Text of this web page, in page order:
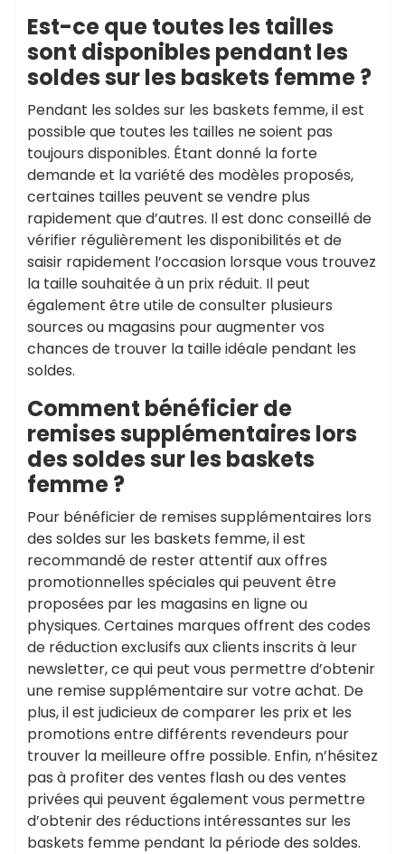
Est-ce que toutes les tailles
sont disponibles pendant les
soldes sur les baskets femme ?
Pendant les soldes sur les baskets femme, il est
possible que toutes les tailles ne soient pas
toujours disponibles. Étant donné la forte
demande et la variété des modèles proposés,
certaines tailles peuvent se vendre plus
rapidement que d’autres. Il est donc conseillé de
vérifier régulièrement les disponibilités et de
saisir rapidement l’occasion lorsque vous trouvez
la taille souhaitée à un prix réduit. Il peut
également être utile de consulter plusieurs
sources ou magasins pour augmenter vos
chances de trouver la taille idéale pendant les
soldes.
Comment bénéficier de
remises supplémentaires lors
des soldes sur les baskets
femme ?
Pour bénéficier de remises supplémentaires lors
des soldes sur les baskets femme, il est
recommandé de rester attentif aux offres
promotionnelles spéciales qui peuvent être
proposées par les magasins en ligne ou
physiques. Certaines marques offrent des codes
de réduction exclusifs aux clients inscrits à leur
newsletter, ce qui peut vous permettre d’obtenir
une remise supplémentaire sur votre achat. De
plus, il est judicieux de comparer les prix et les
promotions entre différents revendeurs pour
trouver la meilleure offre possible. Enfin, n’hésitez
pas à profiter des ventes flash ou des ventes
privées qui peuvent également vous permettre
d’obtenir des réductions intéressantes sur les
baskets femme pendant la période des soldes.